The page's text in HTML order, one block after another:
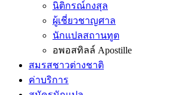
นิติกรณ์กงสุล
ผู้เชี่ยวชาญศาล
นักแปลสถานทูต
อพอสทิลล์ Apostille
สมรสชาวต่างชาติ
ค่าบริการ